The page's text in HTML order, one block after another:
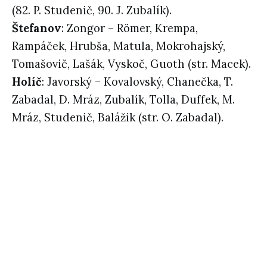
(82. P. Studenič, 90. J. Zubalík).
Štefanov: Zongor – Römer, Krempa,
Rampáček, Hrubša, Matula, Mokrohajský,
Tomašovič, Lašák, Vyskoč, Guoth (str. Macek).
Holíč: Javorský – Kovalovský, Chanečka, T.
Zabadal, D. Mráz, Zubalík, Tolla, Duffek, M.
Mráz, Studenič, Balážik (str. O. Zabadal).